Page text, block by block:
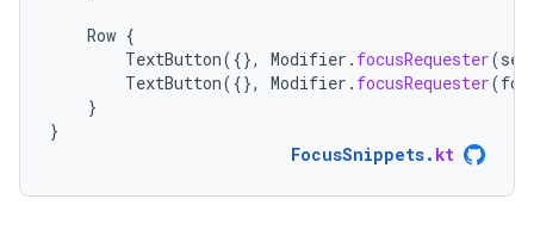
Row {
TextButton({}, Modifier . focusRequester(
TextButton({}, Modifier . focusRequester(
}
}
FocusSnippets. kt